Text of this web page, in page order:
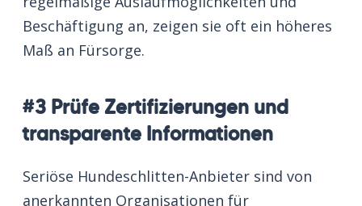
Beschäftigung an, zeigen sie oft ein höheres
Maß an Fürsorge.
#3 Prüfe Zertifizierungen und
transparente Informationen
Seriöse Hundeschlitten-Anbieter sind von
anerkannten Organisationen für